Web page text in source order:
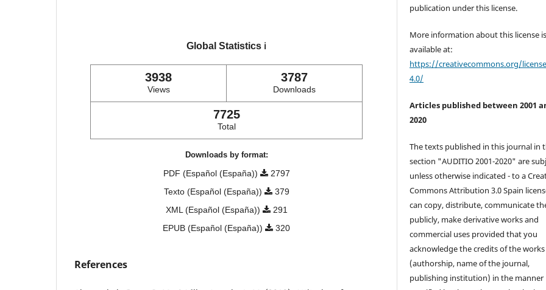
Global Statistics ℹ️
3938
Views
3787
Downloads
7725
Total
Downloads by format:
PDF (Español (España))
2797
Texto (Español (España))
379
XML (Español (España))
291
EPUB (Español (España))
320
References
publication under this license.
More information about this license is
available at:
https://creativecommons.org/
4.0/
Articles published between 2001
2020
The texts published in this journal in
section "AUDITIO 2001-2020" are
unless otherwise indicated - to a
Commons Attribution 3.0 Spain
can copy, distribute, communicate
publicly, make derivative works and
commercial uses provided that you
acknowledge the credits of the works
(authorship, name of the journal,
publishing institution) in the manner